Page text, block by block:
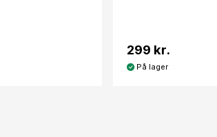
299 kr.
På lager